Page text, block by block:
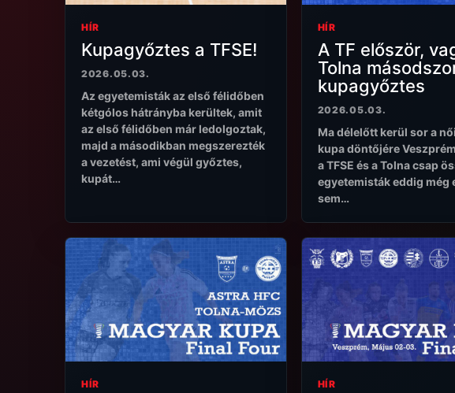
HÍR
Kupagyőztes a TFSE!
2026.05.03.
Az egyetemisták az első félidőben
kétgólos hátrányba kerültek, amit
az első félidőben már ledolgoztak,
majd a másodikban megszerezték
a vezetést, ami végül győztes,
kupát…
HÍR
A TF először,
Tolna
kupagyőztes
2026.05.03.
Ma délelőtt kerül sor a
kupa döntőjére
a TFSE és a Tolna csap
egyetemisták eddig még
sem…
HÍR HÍR